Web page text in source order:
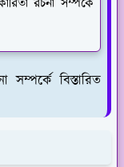
বিস্তারিত